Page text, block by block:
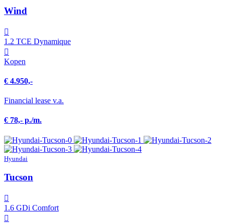
Wind
1.2 TCE Dynamique
Kopen
€ 4.950,-
Financial lease v.a.
€ 78,- p./m.
Hyundai
Tucson
1.6 GDi Comfort